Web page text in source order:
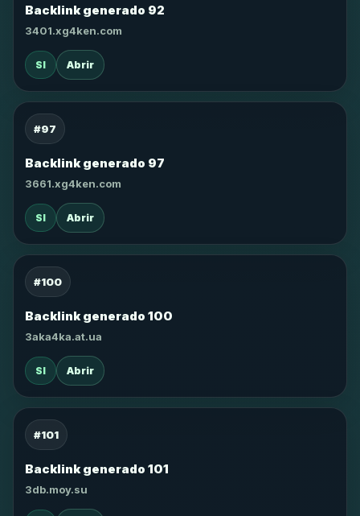
Backlink generado 92
3401.xg4ken.com
SI Abrir
#97
Backlink generado 97
3661.xg4ken.com
SI Abrir
#100
Backlink generado 100
3aka4ka.at.ua
SI Abrir
#101
Backlink generado 101
3db.moy.su